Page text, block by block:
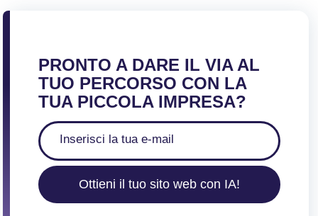
PRONTO A DARE IL VIA AL
TUO PERCORSO CON LA
TUA PICCOLA IMPRESA?
Ottieni il tuo sito web con IA!